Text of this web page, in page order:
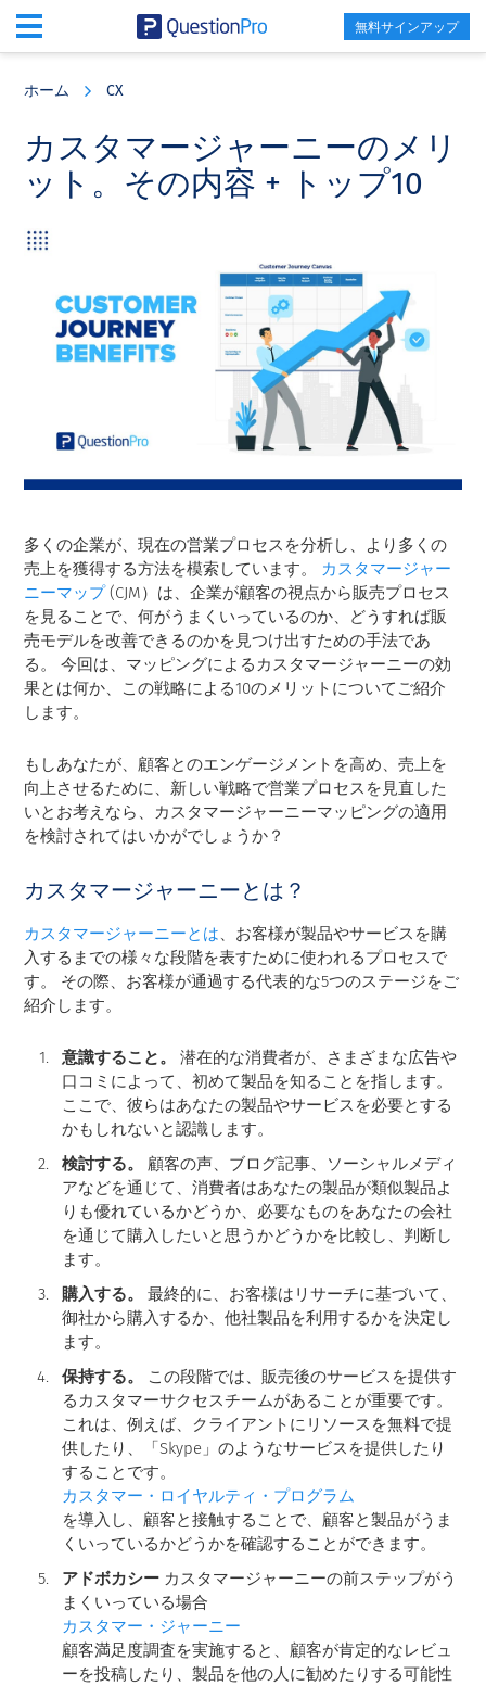
content
sidebar
無料サインアップ
ホーム CX
カスタマージャーニーのメリ
ット。その内容 + トップ10
多くの企業が、現在の営業プロセスを分析し、より多くの
売上を獲得する方法を模索しています。 カスタマージャー
ニーマップ(CJM）は、企業が顧客の視点から販売プロセス
を見ることで、何がうまくいっているのか、どうすれば販
売モデルを改善できるのかを見つけ出すための手法であ
る。 今回は、マッピングによるカスタマージャーニーの効
果とは何か、この戦略による10のメリットについてご紹介
します。
もしあなたが、顧客とのエンゲージメントを高め、売上を
向上させるために、新しい戦略で営業プロセスを見直した
いとお考えなら、カスタマージャーニーマッピングの適用
を検討されてはいかがでしょうか？
カスタマージャーニーとは？
カスタマージャーニーとは、お客様が製品やサービスを購
入するまでの様々な段階を表すために使われるプロセスで
す。 その際、お客様が通過する代表的な5つのステージをご
紹介します。
意識すること。
潜在的な消費者が、さまざまな広告や
口コミによって、初めて製品を知ることを指します。
ここで、彼らはあなたの製品やサービスを必要とする
かもしれないと認識します。
検討する。 顧客の声、ブログ記事、ソーシャルメディ
アなどを通じて、消費者はあなたの製品が類似製品よ
りも優れているかどうか、必要なものをあなたの会社
を通じて購入したいと思うかどうかを比較し、判断し
ます。
購入する。最終的に、お客様はリサーチに基づいて、
御社から購入するか、他社製品を利用するかを決定し
ます。
保持する。
この段階では、販売後のサービスを提供す
るカスタマーサクセスチームがあることが重要です。
これは、例えば、クライアントにリソースを無料で提
供したり、「Skype」のようなサービスを提供したり
することです。
カスタマー・ロイヤルティ・プログラム
を導入し、顧客と接触することで、顧客と製品がうま
くいっているかどうかを確認することができます。
アドボカシー カスタマージャーニーの前ステップがう
まくいっている場合
カスタマー・ジャーニー
顧客満足度調査を実施すると、顧客が肯定的なレビュ
ーを投稿したり、製品を他の人に勧めたりする可能性